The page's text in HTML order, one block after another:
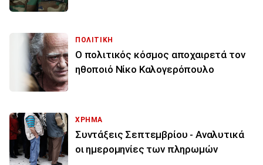
ΠΟΛΙΤΙΚΗ
Ο πολιτικός κόσμος αποχαιρετά τον
ηθοποιό Νίκο Καλογερόπουλο
ΧΡΗΜΑ
Συντάξεις Σεπτεμβρίου - Αναλυτικά
οι ημερομηνίες των πληρωμών